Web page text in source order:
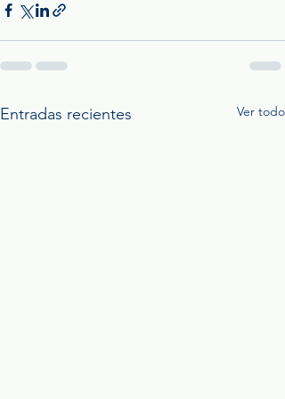
Entradas recientes Ver todo